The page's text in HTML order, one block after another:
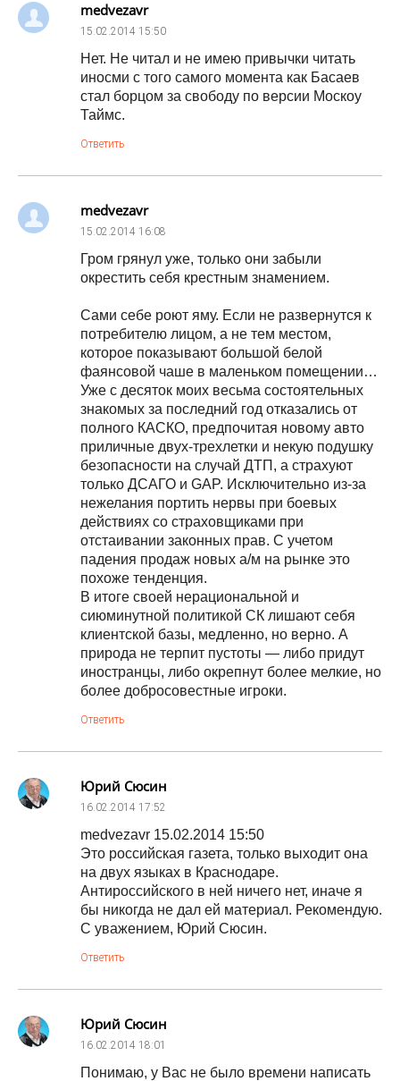
medvezavr
15.02.2014 15:50
Нет. Не читал и не имею привычки читать
иносми с того самого момента как Басаев
стал борцом за свободу по версии Москоу
Таймс.
Ответить
medvezavr
15.02.2014 16:08
Гром грянул уже, только они забыли
окрестить себя крестным знамением.
Сами себе роют яму. Если не развернутся к
потребителю лицом, а не тем местом,
которое показывают большой белой
фаянсовой чаше в маленьком помещении…
Уже с десяток моих весьма состоятельных
знакомых за последний год отказались от
полного КАСКО, предпочитая новому авто
приличные двух-трехлетки и некую подушку
безопасности на случай ДТП, а страхуют
только ДСАГО и GAP. Исключительно из-за
нежелания портить нервы при боевых
действиях со страховщиками при
отстаивании законных прав. С учетом
падения продаж новых а/м на рынке это
похоже тенденция.
В итоге своей нерациональной и
сиюминутной политикой СК лишают себя
клиентской базы, медленно, но верно. А
природа не терпит пустоты — либо придут
иностранцы, либо окрепнут более мелкие, но
более добросовестные игроки.
Ответить
Юрий Сюсин
16.02.2014 17:52
medvezavr 15.02.2014 15:50
Это российская газета, только выходит она
на двух языках в Краснодаре.
Антироссийского в ней ничего нет, иначе я
бы никогда не дал ей материал. Рекомендую.
С уважением, Юрий Сюсин.
Ответить
Юрий Сюсин
16.02.2014 18:01
Понимаю, у Вас не было времени написать